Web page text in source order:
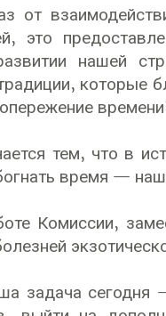
от
это
нашей
которые
тем, что в
время —
Комиссии,
задача сегодня